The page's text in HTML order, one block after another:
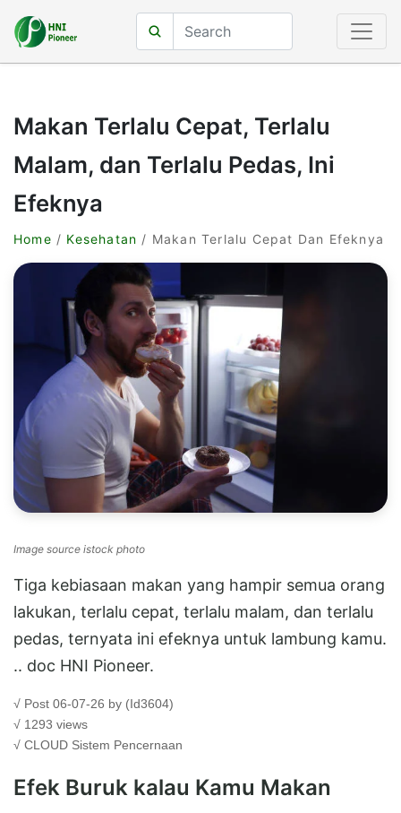
Makan Terlalu Cepat, Terlalu
Malam, dan Terlalu Pedas, Ini
Efeknya
Home / Kesehatan / Makan Terlalu Cepat Dan Efeknya
Image source istock photo
Tiga kebiasaan makan yang hampir semua orang
lakukan, terlalu cepat, terlalu malam, dan terlalu
pedas, ternyata ini efeknya untuk lambung kamu.
.. doc HNI Pioneer.
√ Post 06-07-26 by (Id3604)
√ 1293 views
√ CLOUD Sistem Pencernaan
Efek Buruk kalau Kamu Makan